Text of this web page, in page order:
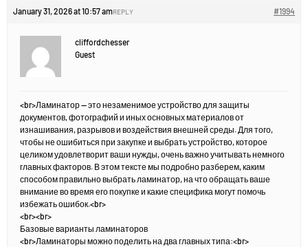
January 31, 2026 at 10:57 am #1994
REPLY
cliffordchesser
Guest
<br>Ламинатор — это незаменимое устройство для защиты
документов, фотографий и иных основных материалов от
изнашивания, разрывов и воздействия внешней среды. Для того,
чтобы не ошибиться при закупке и выбрать устройство, которое
целиком удовлетворит ваши нужды, очень важно учитывать немного
главных факторов. В этом тексте мы подробно разберем, каким
способом правильно выбрать ламинатор, на что обращать ваше
внимание во время его покупке и какие специфика могут помочь
избежать ошибок.<br>
<br><br>
Базовые варианты ламинаторов
<br>Ламинаторы можно поделить на два главных типа:<br>